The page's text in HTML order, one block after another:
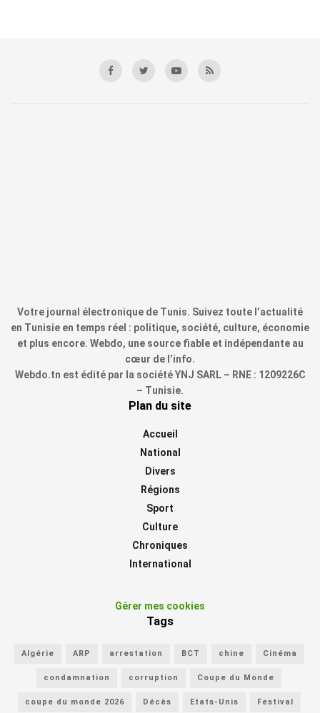
Votre journal électronique de Tunis. Suivez toute l’actualité
en Tunisie en temps réel : politique, société, culture, économie
et plus encore. Webdo, une source fiable et indépendante au
cœur de l’info.
Webdo.tn est édité par la société YNJ SARL – RNE : 1209226C
– Tunisie.
Plan du site
Accueil
National
Divers
Régions
Sport
Culture
Chroniques
International
Gérer mes cookies
Tags
Algérie ARP arrestation BCT chine Cinéma
condamnation corruption Coupe du Monde
coupe du monde 2026 Décès Etats-Unis Festival